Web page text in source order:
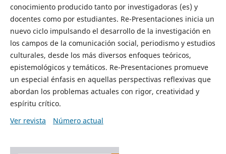
conocimiento producido tanto por investigadoras (es) y
docentes como por estudiantes. Re-Presentaciones inicia un
nuevo ciclo impulsando el desarrollo de la investigación en
los campos de la comunicación social, periodismo y estudios
culturales, desde los más diversos enfoques teóricos,
epistemológicos y temáticos. Re-Presentaciones promueve
un especial énfasis en aquellas perspectivas reflexivas que
abordan los problemas actuales con rigor, creatividad y
espíritu crítico.
Ver revista
Número actual